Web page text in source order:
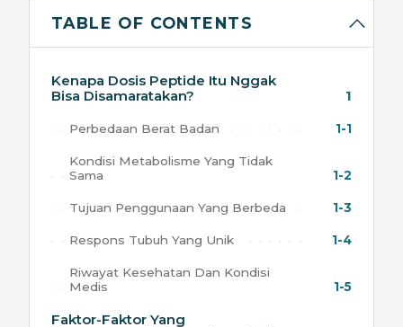
TABLE OF CONTENTS
Kenapa Dosis Peptide Itu Nggak
Bisa Disamaratakan?
1
Perbedaan Berat Badan 1-1
Kondisi Metabolisme Yang Tidak
Sama
1-2
Tujuan Penggunaan Yang Berbeda 1-3
Respons Tubuh Yang Unik 1-4
Riwayat Kesehatan Dan Kondisi
Medis
1-5
Faktor-Faktor Yang